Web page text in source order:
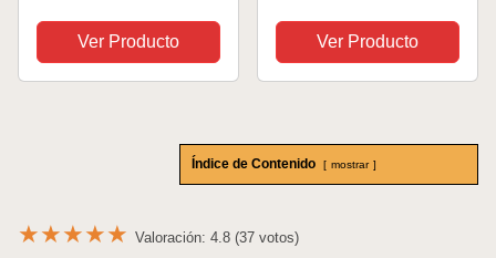
Mandíbula Pijama
Lindo, Bata,
Mameluco, Ropa de
Cosplay, Fiesta de
Ver Producto
Millennial Finn
Carcasa para iPhone
15 Pro MAX
Ver Producto
Índice de Contenido mostrar
★★★★★ Valoración: 4.8 (37 votos)